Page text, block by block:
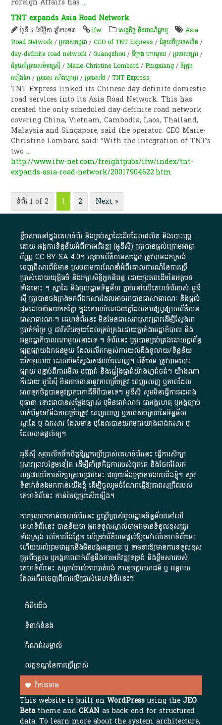
TNT expands Asia Road Network
ថ្ងៃទី ៤ ខែវិច្ឆិកា ឆ្នាំ២០១៣ ifw សេដ្ឋកិច្ច និងពាណិជ្ជកម្ម
Asia
Road Network /ប្រទេសកម្ពុជា /CEO of TNT Express /ជំនួយពីប្រទេសចិន /
day-definite road network /Guangzhou /ទីក្រុង ហាណូយ /ប្រទេសឡាវ /
ជំនួយពីប្រទេសម៉ាឡេស៊ី​​/Marie-Christine Lombard /Pingxiang /ទីក្រុង
សៀងហៃ /ប្រទេស សាំងហ្គាពួរ /ប្រទេសថៃ /TNT Express
TNT Express linked its Chinese day-definite domestic
road services into its Asia Road Network. This has
created the only scheduled day-definite road network
covering China, Vietnam, Cambodia, Laos, Thailand,
Malaysia and Singapore, said the operator. CEO Marie-
Christine Lombard said: “With the integration of TNT’s
two...
http://www.ifw-net.com/freightpubs/ifw/index/tnt-
expands-asia-road-network/20017904622.htm
ទំព័រ 1 of 2 1 2 Next »
ខ្លឹមសារ​នៅ​ក្នុង​គេហទំព័រ និង​គ្រប់​ស្នា​ដៃ​ដើម​ដែល​ផលិត​ និង​បោះពុម្ព​
ដោយ​ អង្គការ​ទិន្នន័យ​អំពី​ការអភិវឌ្ឍ​​ (អូ​ឌី​ស៊ី)​ ត្រូវ​បាន​ផ្តល់​ក្រោម​អាជ្ញា
ប័ណ្ណ​CC BY-SA 4.0។​ អត្ថបទ​ព័ត៌មាន​សង្ខេប​ ត្រូវ​បាន​ដកស្រង់​
ចេញពី​សារព័ត៌មាន ស្របតាមការ​ណែនាំ​អំពី​គោលការណ៍​នៃ​ការ​ប្រើ
ប្រាស់​ដោយ​យុត្តិធម៌​ និង​រក្សាសិទ្ធិអ្នកនិពន្ធ ដោយ​ប្រភពដើម​នៃ​​អត្ថបទ
ទាំង​នោះ​ ។​ ស្នាដៃ​ និង​មូលដ្ឋាន​ទិន្នន័យ ​ភ្ជាប់​នៅ​លើ​គេហទំព័រ​របស់​ អូ​ឌី​
ស៊ី​ ត្រូវ​បាន​ចងក្រង​មក​ពី​ឯកសារ​ដែល​អាច​រក​បានជា​សាធារណៈ​ និង​ផ្តល់​
ជូន​ដោយ​មិន​យក​កម្រៃ​ ក្នុង​គោលបំណង​បម្រើ​ដល់ការ​ផ្សព្វផ្សាយ​ព័ត៌មាន​
ជា​សាធារណៈ​។​ គេហទំព័រ​នេះ​ មិនមែន​ជា​សេវា​ស្រាវជ្រាវ​ដើម្បី​ស្វែងរក
ប្រាក់​កម្រៃ​ ឬ​ ជា​វិស័យ​មួយ​ដែល​គ្រប់គ្រង​ដោយ​ភ្នាក់ងារ​រដ្ឋាភិបាល​ និង ​
អន្តររដ្ឋាភិបាល​ណាមួយ​នោះ​ទេ ​។​ ទំព័រ​នេះ​ ត្រូវ​បាន​គ្រប់គ្រង​ដោយ​ប្រព័ន្ធ​
ផ្សព្វផ្សាយ​ឯកជន​មួយ​ ដែល​លើកកម្ពស់​ការ​យល់​ដឹង​ទូលាយ​/​ទិន្នន័យ​
បើក​ទូលាយ​ ដោយ​មិនស្វែង​រក​ផល​ចំណេញ​។​ ព័ត៌មាន​ ត្រូវ​បាន​បោះ
ផ្សាយ​ បន្ទាប់​ពី​ការ​មើល​ បញ្ជាក់​ និង​ផ្ទៀងផ្ទាត់​យ៉ាង​ហ្មត់ចត់​។​ យ៉ាងណា​
ក៏​ដោយ​ អូ​ឌី​ស៊ី​ មិន​អាច​ធានា​នូវ​ភាព​ត្រឹមត្រូវ​ ពេញលេញ​ ឬ​ភាព​ដែល​
អាច​ទុកចិត្ត​បាននូវ​ប្រភព​ភាគី​ទី​បី​បាន​ទេ​។​ អូ​ឌី​ស៊ី​ សូម​មិន​ធ្វើការ​អះអាង​
ឬ​ធានា​ ទោះជា​បាន​សម្តែង​ច្បាស់​ ឬ​មិន​ជាក់លាក់​ ជា​អង្គហេតុ​ ឬ​អង្គច្បាប់​
ពាក់ព័ន្ធ​ទៅ​នឹង​ភាព​ត្រឹមត្រូវ​ ពេញលេញ​ ឬ​ភាព​សម​ស្រប​នៃ​ទិន្នន័យ​
ស្នាដៃ​ ឬ​ ឯកសារ​ ដែល​មាន​ ឬ​ដែល​បាន​យក​មក​យោង​ជា​ឯកសារ​ ឬ​
ដែល​បាន​ផ្តល់​ឲ្យ​។
អូឌីស៊ី សូមលើកទឹកចិត្តឱ្យអ្នកប្រើប្រាស់គេហទំព័រនេះ ធ្វើការសិក្សា
ស្រាវជ្រាវបន្ថែមទៀត ដើម្បីគាំទ្រកិច្ចការ​របស់ពួកគេ និងចែករំលែក
លទ្ធផលពីការសិក្សាស្រាវជ្រាវនេះ ជាមួយនឹងក្រុមការងារយើងខ្ញុំ។ សូម
ទំនាក់ទំនងមកកាន់យើងខ្ញុំ ដើម្បីចូលរួមចំណែកធ្វើឱ្យភាពសុក្រឹតរបស់
គេហទំព័នេះ កាន់តែល្អប្រសើរឡើង។
ការចូលមកកាន់គេហទំព័រនេះ ឬប្រើប្រាស់មូលដ្ឋានទិន្នន័យនៅលើ
គេហទំព័រនេះ បានន័យថា អ្នកទទួលស្គាល់ថាអ្នកមានទំនួលខុសត្រូវ
ទាំងស្រុង លើការពឹងផ្អែក លើគ្រប់ព័ត៌មានផ្តល់ឱ្យនៅលើគេហទំព័រនេះ
ហើយយល់ព្រមថាអ្នកនឹងមិនបង្ករអន្តរាយ ឬ ទាមទារ​ឱ្យមានការទទួលខុស​
ត្រូវពីបុគ្គល ឬអង្គភាពពាក់ព័ន្ធនឹងការអភិវឌ្ឍទម្រង់ និងខ្លឹមសាររបស់
គេហទំព័រនេះ សម្រាប់រាល់ការបាត់បង់ ការខូចប្រយោជន៍ ឬ អន្តរាយ
ដែលកើតចេញពីការប្រើប្រាស់គេហទំព័រនេះ។
អំពី​យើង​
ទំនាក់ទំនង
កំណត់សម្គាល់
លក្ខខណ្ឌនៃការប្រើប្រាស់
វិភាគទាន
This website is built onWordPressusing theJEO
Betatheme andCKAN as back-end for structured
data. To learn more about the system architecture,